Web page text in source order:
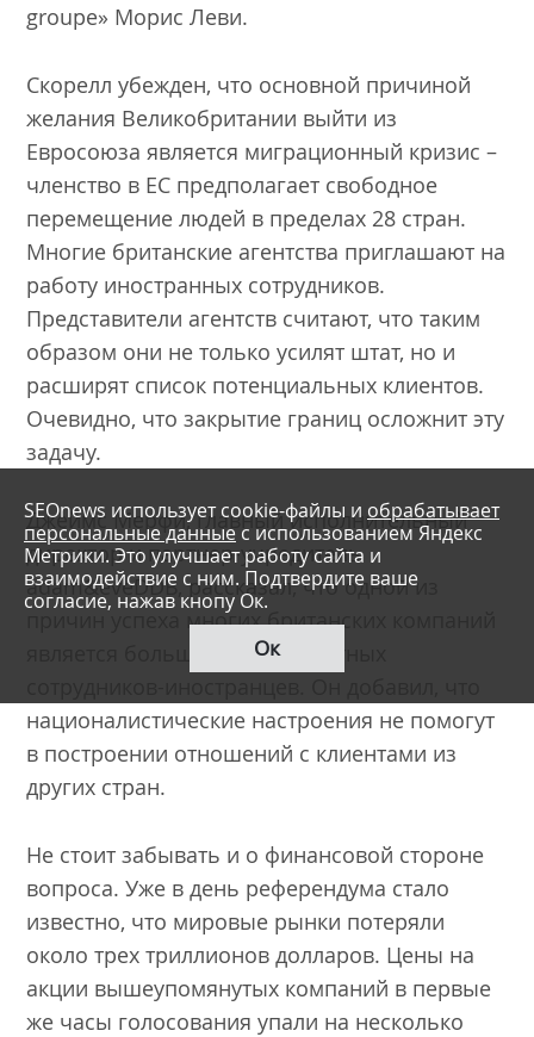
groupe» Морис Леви.
Скорелл убежден, что основной причиной
желания Великобритании выйти из
Евросоюза является миграционный кризис –
членство в ЕС предполагает свободное
перемещение людей в пределах 28 стран.
Многие британские агентства приглашают на
работу иностранных сотрудников.
Представители агентств считают, что таким
образом они не только усилят штат, но и
расширят список потенциальных клиентов.
Очевидно, что закрытие границ осложнит эту
задачу.
Джеймс Мерфи, главный исполнительный
директор и партнер-учредитель
adam&eveDDB, рассказал, что одной из
причин успеха многих британских компаний
является большое число опытных
националистические настроения не помогут
в построении отношений с клиентами из
других стран.
Не стоит забывать и о финансовой стороне
вопроса. Уже в день референдума стало
известно, что мировые рынки потеряли
около трех триллионов долларов. Цены на
акции вышеупомянутых компаний в первые
же часы голосования упали на несколько
SEOnews использует cookie-файлы и обрабатывает
персональные данные с использованием Яндекс
Метрики. Это улучшает работу сайта и
взаимодействие с ним. Подтвердите ваше
согласие, нажав кнопу Ок.
Ок